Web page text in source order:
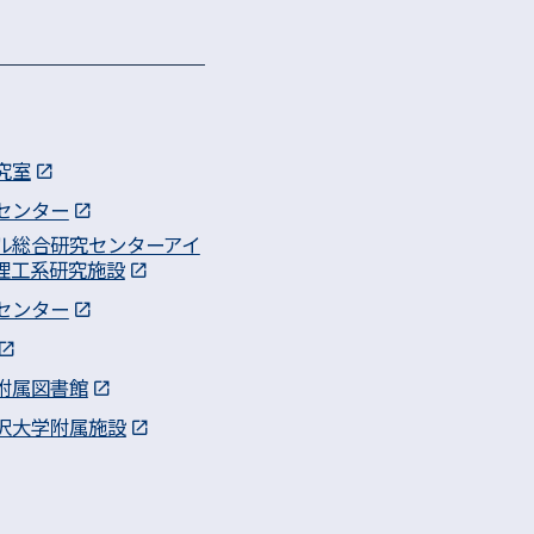
室
ンター
総合研究センターアイ
工系研究施設
ンター
属図書館
大学附属施設